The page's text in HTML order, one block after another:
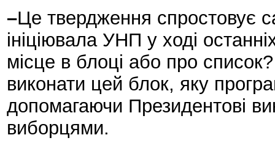
–Це твердження спростовує
ініціювала УНП у ході
місце в блоці або про
виконати цей блок, яку
допомагаючи Президентові
виборцями.